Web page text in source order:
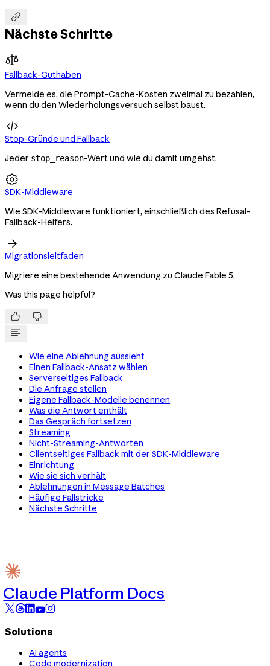

Nächste Schritte
Fallback-Guthaben
Vermeide es, die Prompt-Cache-Kosten zweimal zu bezahlen,
wenn du den Wiederholungsversuch selbst baust.

Stop-Gründe und Fallback
Jeder stop_reason-Wert und wie du damit umgehst.

SDK-Middleware
Wie SDK-Middleware funktioniert, einschließlich des Refusal-
Fallback-Helfers.

Migrationsleitfaden
Migriere eine bestehende Anwendung zu Claude Fable 5.
Was this page helpful?
 
Wie eine Ablehnung aussieht
Einen Fallback-Ansatz wählen
Serverseitiges Fallback
Die Anfrage stellen
Eigene Fallback-Modelle benennen
Was die Antwort enthält
Das Gespräch fortsetzen
Streaming
Nicht-Streaming-Antworten
Clientseitiges Fallback mit der SDK-Middleware
Einrichtung
Wie sie sich verhält
Ablehnungen in Message Batches
Häufige Fallstricke
Nächste Schritte
Claude Platform Docs
Solutions
AI agents
Code modernization